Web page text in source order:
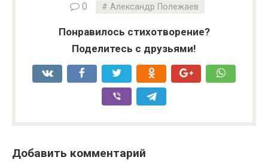
0 Александр Полежаев
Понравилось стихотворение?
Поделитесь с друзьями!
Добавить комментарий